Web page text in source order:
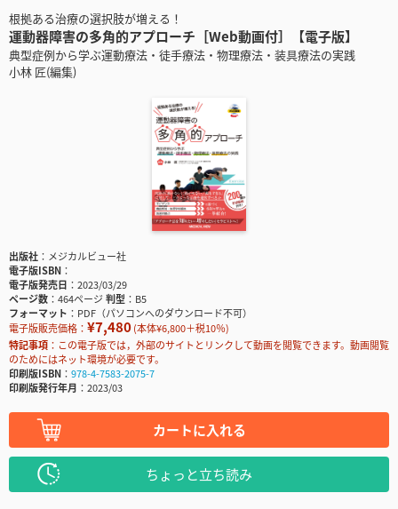
根拠ある治療の選択肢が増える！
運動器障害の多角的アプローチ［Web動画付］【電子版】
典型症例から学ぶ運動療法・徒手療法・物理療法・装具療法の実践
小林 匠(編集)
出版社
メジカルビュー社
電子版ISBN
電子版発売日
2023/03/29
ページ数
464ページ判型
B5
フォーマット
PDF（パソコンへのダウンロード不可）
電子版販売価格： ¥7,480(本体¥6,800＋税10％)
特記事項
この電子版では，外部のサイトとリンクして動画を閲覧できます。動画閲覧
のためにはネット環境が必要です。
印刷版ISBN
978-4-7583-2075-7
印刷版発行年月
2023/03
カートに入れる
ちょっと立ち読み